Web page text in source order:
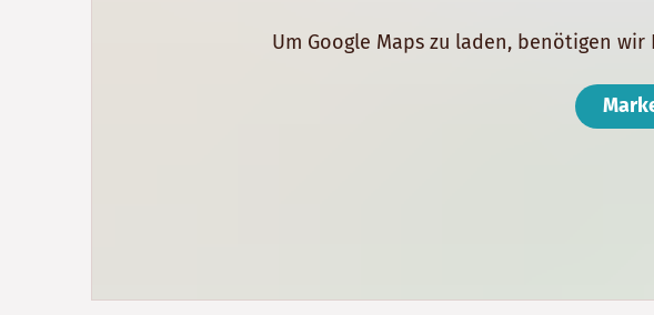
Um Google Maps zu laden, benötigen